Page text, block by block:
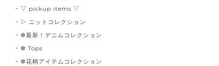
▽ pickup items ▽
▷ ニットコレクション
❇︎最新！デニムコレクション
❇︎ Tops
❇︎花柄アイテムコレクション